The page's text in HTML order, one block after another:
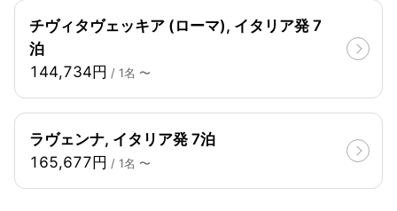
チヴィタヴェッキア (ローマ), イタリア発 7
泊
144,734円 / 1名 〜
ラヴェンナ, イタリア発 7泊
165,677円 / 1名 〜